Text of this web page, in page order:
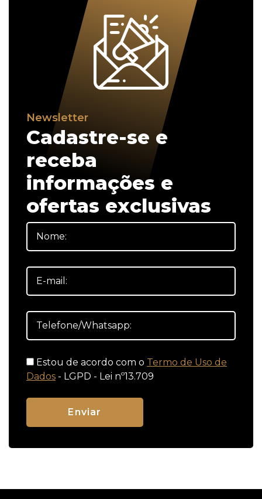
Newsletter
Cadastre-se e
receba
informações e
ofertas exclusivas
Estou de acordo com o Termo de Uso de
Dados - LGPD - Lei nº13.709